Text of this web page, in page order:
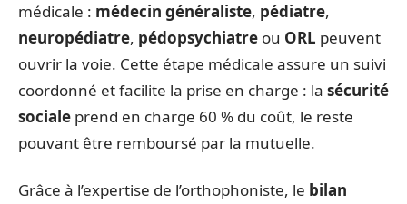
médicale : médecin généraliste, pédiatre,
neuropédiatre, pédopsychiatre ou ORL peuvent
ouvrir la voie. Cette étape médicale assure un suivi
coordonné et facilite la prise en charge : la sécurité
sociale prend en charge 60 % du coût, le reste
pouvant être remboursé par la mutuelle.
Grâce à l’expertise de l’orthophoniste, le bilan